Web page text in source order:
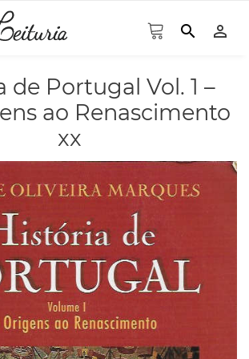
search person_outline
de Portugal Vol. 1 –
ao Renascimento
xx